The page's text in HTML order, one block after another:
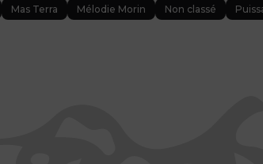
Mas Terra Mélodie Morin Non classé